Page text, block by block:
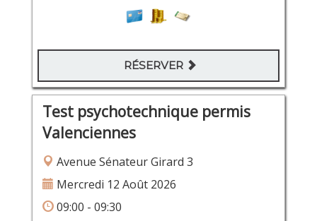
RÉSERVER
Test psychotechnique permis
Valenciennes
Avenue Sénateur Girard 3
Mercredi 12 Août 2026
09:00 - 09:30